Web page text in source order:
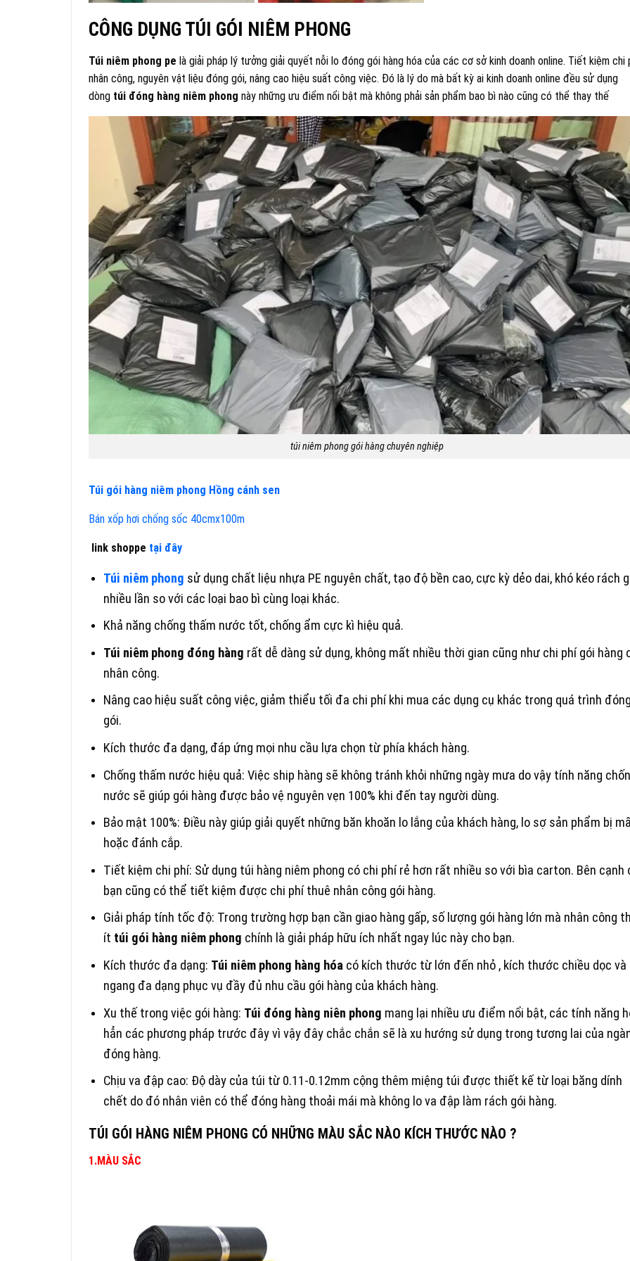
CÔNG DỤNG TÚI GÓI NIÊM PHONG
Túi niêm phong pe là giải pháp lý tưởng giải quyết nỗi lo đóng gói hàng hóa của các cơ sở kinh doanh online. Tiết kiệm chi
nhân công, nguyên vật liệu đóng gói, nâng cao hiệu suất công việc. Đó là lý do mà bất kỳ ai kinh doanh online đều sử dụng
dòng túi đóng hàng niêm phong này những ưu điểm nổi bật mà không phải sản phẩm bao bì nào cũng có thể thay thế
túi niêm phong gói hàng chuyên nghiệp
Túi gói hàng niêm phong Hồng cánh sen
Bán xốp hơi chống sốc 40cmx100m
link shoppe tại đây
Túi niêm phong sử dụng chất liệu nhựa PE nguyên chất, tạo độ bền cao, cực kỳ dẻo dai, khó kéo rách
nhiều lần so với các loại bao bì cùng loại khác.
Khả năng chống thấm nước tốt, chống ẩm cực kì hiệu quả.
Túi niêm phong đóng hàng rất dễ dàng sử dụng, không mất nhiều thời gian cũng như chi phí gói hàng
nhân công.
Nâng cao hiệu suất công việc, giảm thiểu tối đa chi phí khi mua các dụng cụ khác trong quá trình
gói.
Kích thước đa dạng, đáp ứng mọi nhu cầu lựa chọn từ phía khách hàng.
Chống thấm nước hiệu quả: Việc ship hàng sẽ không tránh khỏi những ngày mưa do vậy tính năng
nước sẽ giúp gói hàng được bảo vệ nguyên vẹn 100% khi đến tay người dùng.
Bảo mật 100%: Điều này giúp giải quyết những băn khoăn lo lắng của khách hàng, lo sợ sản phẩm bị
hoặc đánh cắp.
Tiết kiệm chi phí: Sử dụng túi hàng niêm phong có chi phí rẻ hơn rất nhiều so với bìa carton. Bên cạnh
bạn cũng có thể tiết kiệm được chi phí thuê nhân công gói hàng.
Giải pháp tính tốc độ: Trong trường hợp bạn cần giao hàng gấp, số lượng gói hàng lớn mà nhân công
ít túi gói hàng niêm phong chính là giải pháp hữu ích nhất ngay lúc này cho bạn.
Kích thước đa dạng: Túi niêm phong hàng hóa có kích thước từ lớn đến nhỏ , kích thước chiều dọc và
ngang đa dạng phục vụ đầy đủ nhu cầu gói hàng của khách hàng.
Xu thế trong việc gói hàng: Túi đóng hàng niên phong mang lại nhiều ưu điểm nổi bật, các tính năng
hẳn các phương pháp trước đây vì vậy đây chắc chắn sẽ là xu hướng sử dụng trong tương lai của
đóng hàng.
Chịu va đập cao: Độ dày của túi từ 0.11-0.12mm cộng thêm miệng túi được thiết kế từ loại băng dính
chết do đó nhân viên có thể đóng hàng thoải mái mà không lo va đập làm rách gói hàng.
TÚI GÓI HÀNG NIÊM PHONG CÓ NHỮNG MÀU SẮC NÀO KÍCH THƯỚC NÀO ?
1.MÀU SẮC